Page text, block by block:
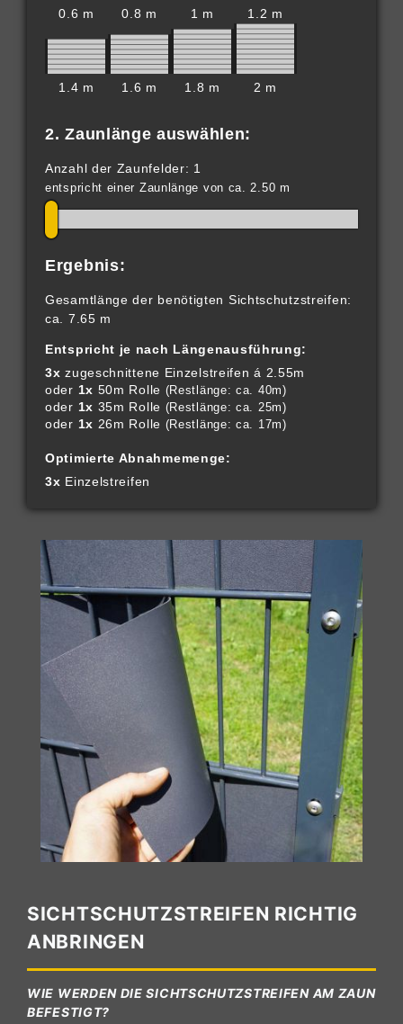
0.6 m 0.8 m 1 m 1.2 m
1.4 m 1.6 m 1.8 m 2 m
2. Zaunlänge auswählen:
Anzahl der Zaunfelder: 1
entspricht einer Zaunlänge von ca. 2.50 m
Ergebnis:
Gesamtlänge der benötigten Sichtschutzstreifen:
ca. 7.65 m
Entspricht je nach Längenausführung:
3x zugeschnittene Einzelstreifen á 2.55m
oder 1x 50m Rolle (Restlänge: ca. 40m)
oder 1x 35m Rolle (Restlänge: ca. 25m)
oder 1x 26m Rolle (Restlänge: ca. 17m)
Optimierte Abnahmemenge:
3x Einzelstreifen
SICHTSCHUTZSTREIFEN RICHTIG
ANBRINGEN
WIE WERDEN DIE SICHTSCHUTZSTREIFEN AM ZAUN
BEFESTIGT?